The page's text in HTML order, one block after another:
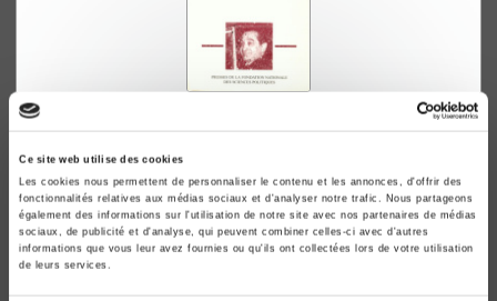
Ce site web utilise des cookies
Les cookies nous permettent de personnaliser le contenu et les annonces, d'offrir des
fonctionnalités relatives aux médias sociaux et d'analyser notre trafic. Nous partageons
également des informations sur l'utilisation de notre site avec nos partenaires de médias
sociaux, de publicité et d'analyse, qui peuvent combiner celles-ci avec d'autres
informations que vous leur avez fournies ou qu'ils ont collectées lors de votre utilisation
de leurs services.
Mendès France ou la rénovation en politique
Jean-Louis Rizzo